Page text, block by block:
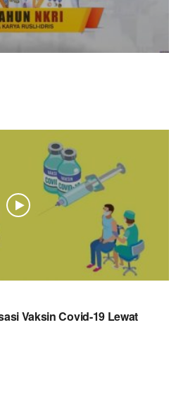
Vaksin Covid-19 Lewat